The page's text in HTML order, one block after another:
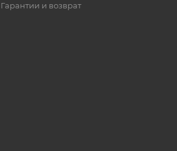
Гарантии и возврат